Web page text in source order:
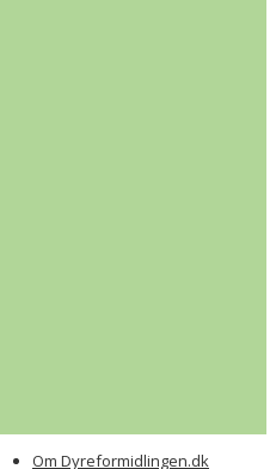
Om Dyreformidlingen.dk